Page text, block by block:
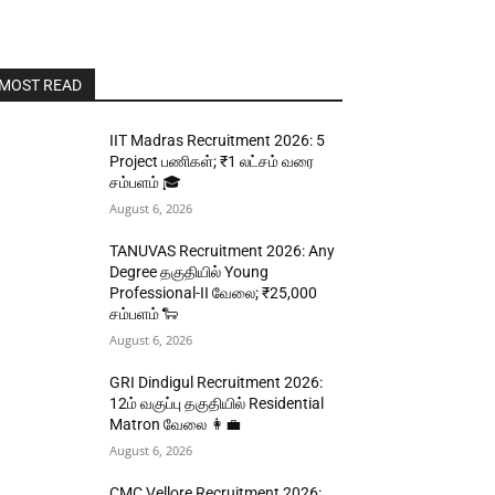
MOST READ
IIT Madras Recruitment 2026: 5
Project பணிகள்; ₹1 லட்சம் வரை
சம்பளம் 🎓
August 6, 2026
TANUVAS Recruitment 2026: Any
Degree தகுதியில் Young
Professional-II வேலை; ₹25,000
சம்பளம் 🐑
August 6, 2026
GRI Dindigul Recruitment 2026:
12ம் வகுப்பு தகுதியில் Residential
Matron வேலை 👩‍💼
August 6, 2026